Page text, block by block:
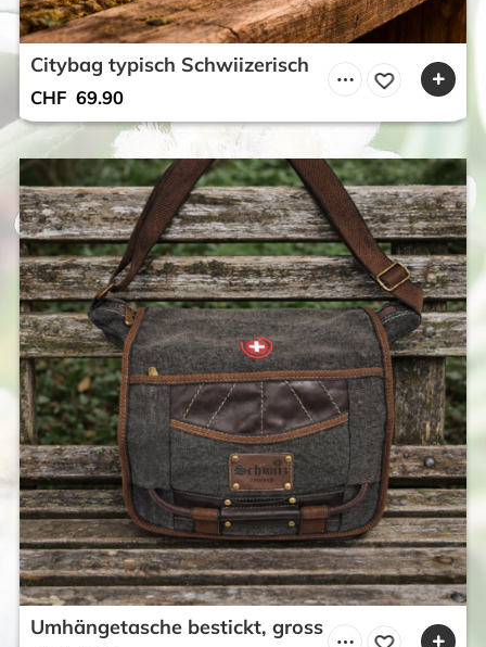
Citybag typisch Schwiizerisch
CHF 69.90
Umhängetasche bestickt, gross